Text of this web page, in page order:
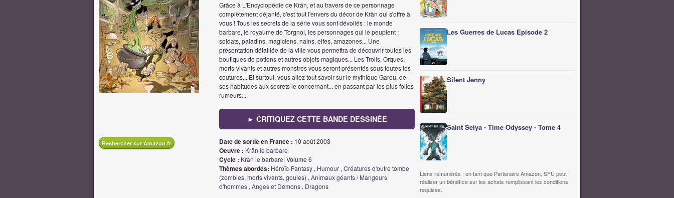
Grâce à L'Encyclopédie de Krän, et au travers de ce personnage
complètement déjanté, c'est tout l'envers du décor de Krän qui s'offre à
vous ! Tous les secrets de la série vous sont dévoilés : le monde
barbare, le royaume de Torgnol, les personnages qui le peuplent :
soldats, paladins, magiciens, nains, elfes, amazones... Une
présentation détaillée de la ville vous permettra de découvrir toutes les
boutiques de potions et autres objets magiques... Les Trolls, Orques,
morts-vivants et autres monstres vous seront présentés sous toutes les
coutures... Et surtout, vous allez tout savoir sur le mythique Garou, de
ses habitudes aux secrets le concernant... en passant par les plus folles
rumeurs...
► CRITIQUEZ CETTE BANDE DESSINÉE
Rechercher sur Amazon.fr Date de sortie en France : 10 août 2003
Oeuvre : Krän le barbare
Cycle : Krän le barbare| Volume 6
Thèmes abordés: Héroïc-Fantasy , Humour , Créatures d'outre tombe
(zombies, morts vivants, goules) , Animaux géants / Mangeurs
d'hommes , Anges et Démons , Dragons
Les Guerres de Lucas Episode 2
Silent Jenny
Saint Seiya - Time Odyssey - Tome 4
Liens rémunérés : en tant que Partenaire Amazon, SFU peut
réaliser un bénéfice sur les achats remplissant les conditions
requises.